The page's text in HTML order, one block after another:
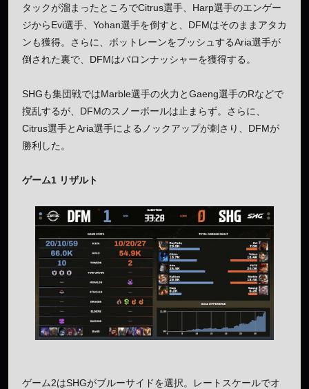
タックが溜まったところでCitrus選手、Harp選手のエンゲー
ジからEvi選手、Yohan選手を倒すと、DFMはそのままアタカ
ンも獲得。さらに、ボットレーンをプッシュするAria選手が
倒された裏で、DFMはバロンナッシャーを獲得する。
SHGも集団戦ではMarble選手の火力とGaeng選手のRなどで
撹乱するが、DFMのスノーボールは止まらず。さらに、
Citrus選手とAria選手によるノックアップが刺さり、DFMが
勝利した。
ゲーム1 リザルト
ゲーム2はSHGがブルーサイドを選択。レートスケールでオ